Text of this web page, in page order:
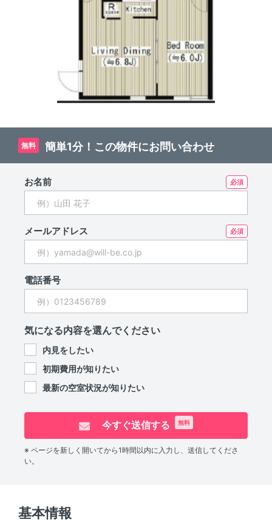
無料 簡単1分！この物件にお問い合わせ
お名前
メールアドレス
電話番号
気になる内容を選んでください
内見をしたい
初期費用が知りたい
最新の空室状況が知りたい
今すぐ送信する 無料
※ ページを新しく開いてから1時間以内に入力し、送信してくださ
い。
基本情報